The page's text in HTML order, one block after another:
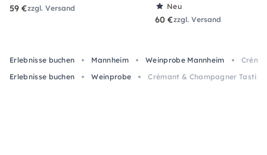
59 €zzgl. Versand Neu
60 €zzgl. Versand
Erlebnisse buchen Mannheim Weinprobe Mannheim
Erlebnisse buchen
Weinprobe Crémant & Champagner